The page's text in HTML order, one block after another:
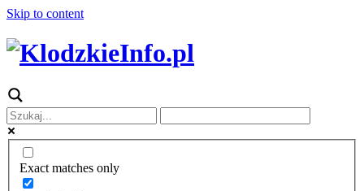
Skip to content
Exact matches only